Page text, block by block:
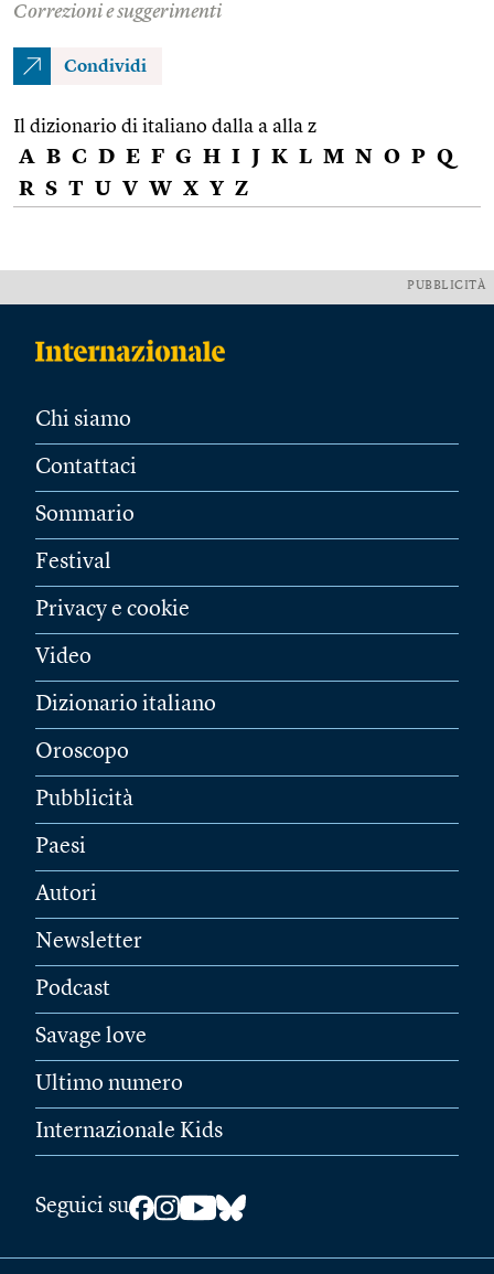
Correzioni e suggerimenti
Condividi
Il dizionario di italiano dalla a alla z
A B C D E F G H I J K L M N O P Q
R S T U V W X Y Z
PUBBLICITÀ
Chi siamo
Contattaci
Sommario
Festival
Privacy e cookie
Video
Dizionario italiano
Oroscopo
Pubblicità
Paesi
Autori
Newsletter
Podcast
Savage love
Ultimo numero
Internazionale Kids
Seguici su